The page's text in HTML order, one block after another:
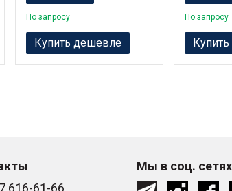
По запросу
Купить дешевле
По запросу
616-61-66
Мы в соц. сетях